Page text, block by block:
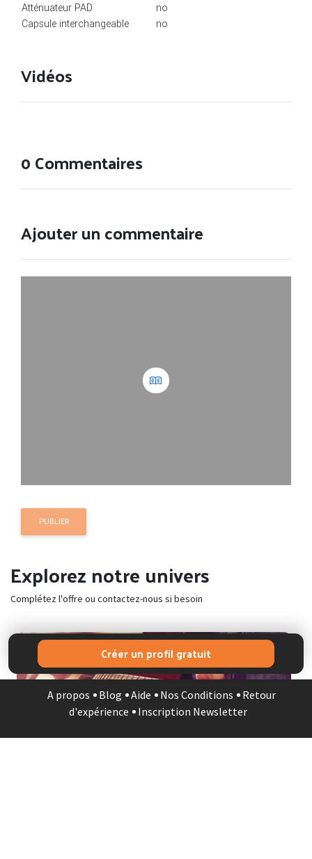
Atténuateur PAD
no
Capsule interchangeable
no
Vidéos
0 Commentaires
Ajouter un commentaire
PUBLIER
Explorez notre univers
Complétez l'offre ou contactez-nous si besoin
MUSICIEN
Créer un profil gratuit
A propos Blog Aide Nos Conditions
Retour
d'expérience
Inscription Newsletter